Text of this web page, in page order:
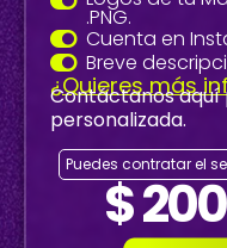
.PNG.
Cuenta en
Breve
¿Quieres más
Contáctanos aquí
personalizada.
Puedes contratar el
$